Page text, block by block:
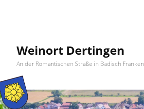
Weinort Dertingen
An der Romantischen Straße in Badisch Franken